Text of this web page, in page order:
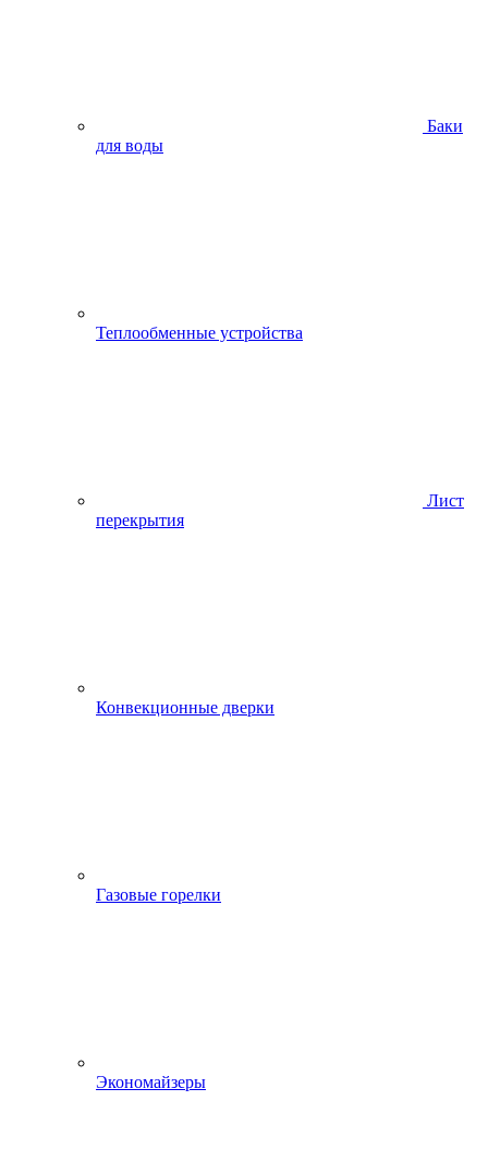
Баки
для воды
Теплообменные устройства
Лист
перекрытия
Конвекционные дверки
Газовые горелки
Экономайзеры